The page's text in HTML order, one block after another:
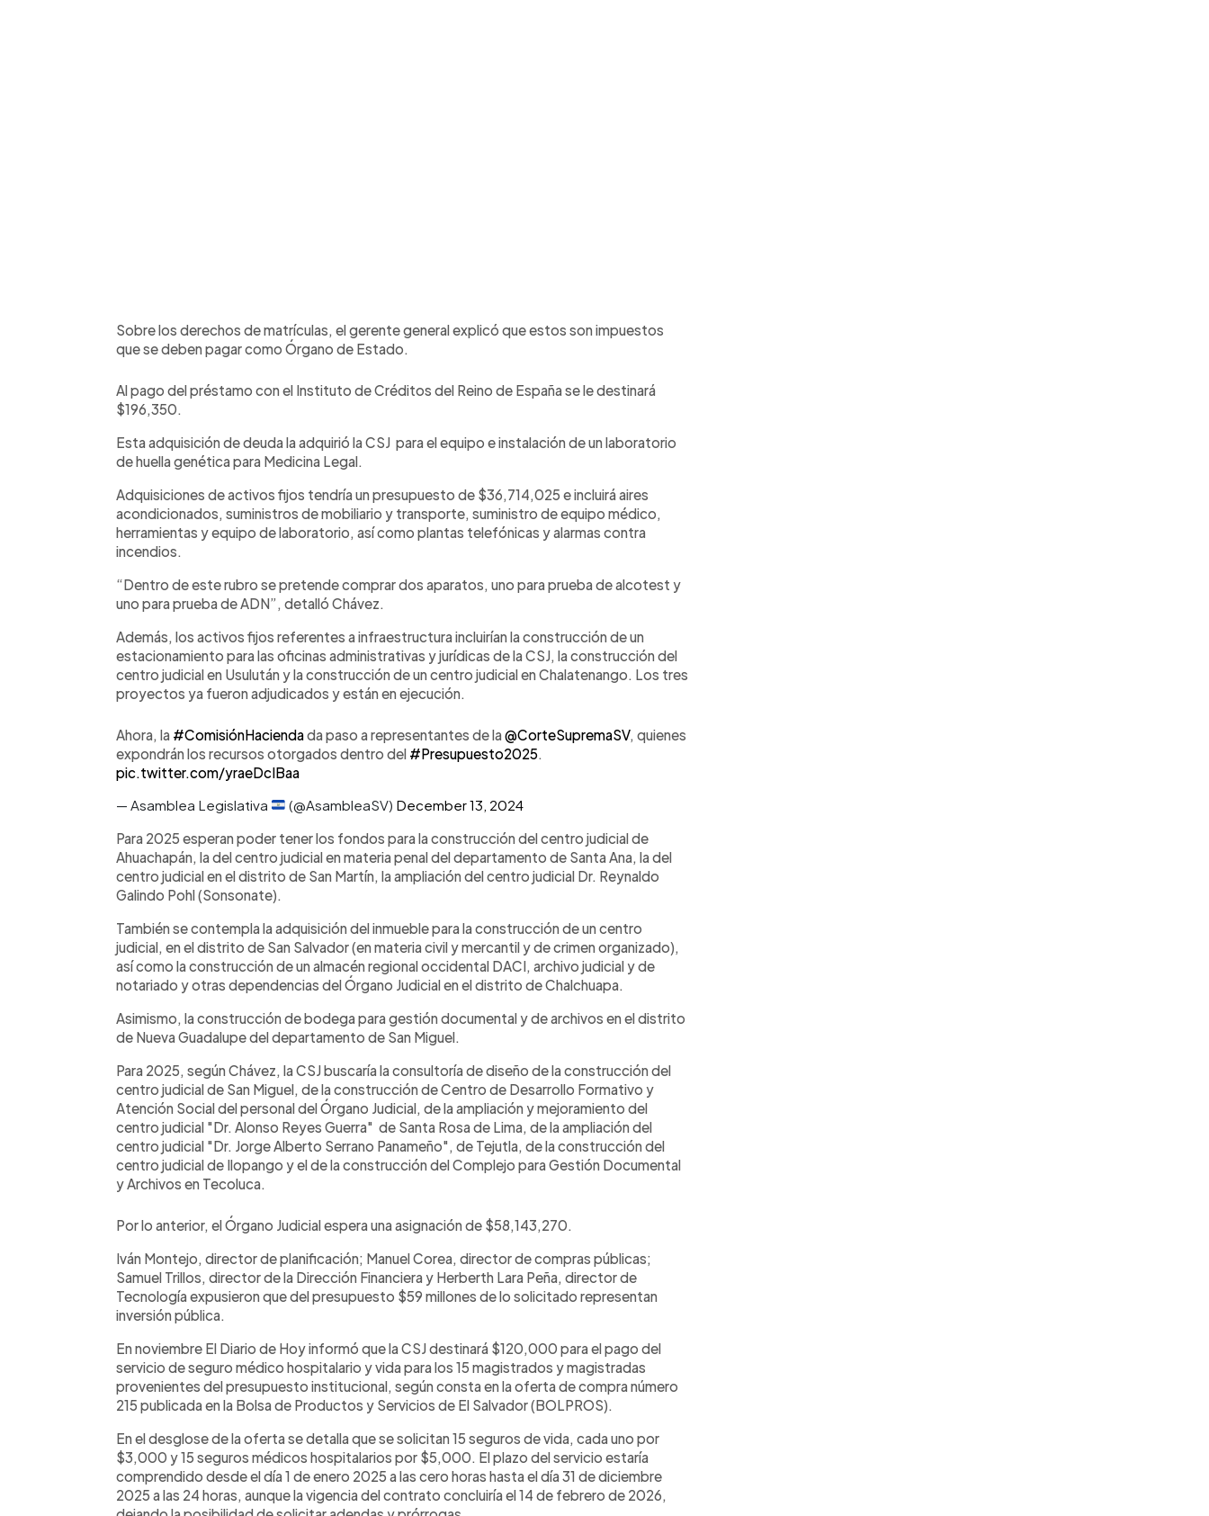
Sobre los derechos de matrículas, el gerente general explicó que estos son impuestos
que se deben pagar como Órgano de Estado.
Al pago del préstamo con el Instituto de Créditos del Reino de España se le destinará
$196,350.
Esta adquisición de deuda la adquirió la CSJ para el equipo e instalación de un laboratorio
de huella genética para Medicina Legal.
Adquisiciones de activos fijos tendría un presupuesto de $36,714,025 e incluirá aires
acondicionados, suministros de mobiliario y transporte, suministro de equipo médico,
herramientas y equipo de laboratorio, así como plantas telefónicas y alarmas contra
incendios.
“Dentro de este rubro se pretende comprar dos aparatos, uno para prueba de alcotest y
uno para prueba de ADN”, detalló Chávez.
Además, los activos fijos referentes a infraestructura incluirían la construcción de un
estacionamiento para las oficinas administrativas y jurídicas de la CSJ, la construcción del
centro judicial en Usulután y la construcción de un centro judicial en Chalatenango. Los tres
proyectos ya fueron adjudicados y están en ejecución.
Ahora, la #ComisiónHaciendada paso a representantes de la@CorteSupremaSV, quienes
expondrán los recursos otorgados dentro del #Presupuesto2025
pic.twitter.com/yraeDcIBaa
— Asamblea Legislativa
(@AsambleaSV) December 13, 2024
Para 2025 esperan poder tener los fondos para la construcción del centro judicial de
Ahuachapán, la del centro judicial en materia penal del departamento de Santa Ana, la del
centro judicial en el distrito de San Martín, la ampliación del centro judicial Dr. Reynaldo
Galindo Pohl (Sonsonate).
También se contempla la adquisición del inmueble para la construcción de un centro
judicial, en el distrito de San Salvador (en materia civil y mercantil y de crimen organizado),
así como la construcción de un almacén regional occidental DACI, archivo judicial y de
notariado y otras dependencias del Órgano Judicial en el distrito de Chalchuapa.
Asimismo, la construcción de bodega para gestión documental y de archivos en el distrito
de Nueva Guadalupe del departamento de San Miguel.
Para 2025, según Chávez, la CSJ buscaría la consultoría de diseño de la construcción del
centro judicial de San Miguel, de la construcción de Centro de Desarrollo Formativo y
Atención Social del personal del Órgano Judicial, de la ampliación y mejoramiento del
centro judicial "Dr. Alonso Reyes Guerra" de Santa Rosa de Lima, de la ampliación del
centro judicial "Dr. Jorge Alberto Serrano Panameño", de Tejutla, de la construcción del
centro judicial de Ilopango y el de la construcción del Complejo para Gestión Documental
y Archivos en Tecoluca.
Por lo anterior, el Órgano Judicial espera una asignación de $58,143,270.
Iván Montejo, director de planificación; Manuel Corea, director de compras públicas;
Samuel Trillos, director de la Dirección Financiera y Herberth Lara Peña, director de
Tecnología expusieron que del presupuesto $59 millones de lo solicitado representan
inversión pública.
En noviembre El Diario de Hoy informó que la CSJ destinará $120,000 para el pago del
servicio de seguro médico hospitalario y vida para los 15 magistrados y magistradas
provenientes del presupuesto institucional, según consta en la oferta de compra número
215 publicada en la Bolsa de Productos y Servicios de El Salvador (BOLPROS).
En el desglose de la oferta se detalla que se solicitan 15 seguros de vida, cada uno por
$3,000 y 15 seguros médicos hospitalarios por $5,000. El plazo del servicio estaría
comprendido desde el día 1 de enero 2025 a las cero horas hasta el día 31 de diciembre
2025 a las 24 horas, aunque la vigencia del contrato concluiría el 14 de febrero de 2026,